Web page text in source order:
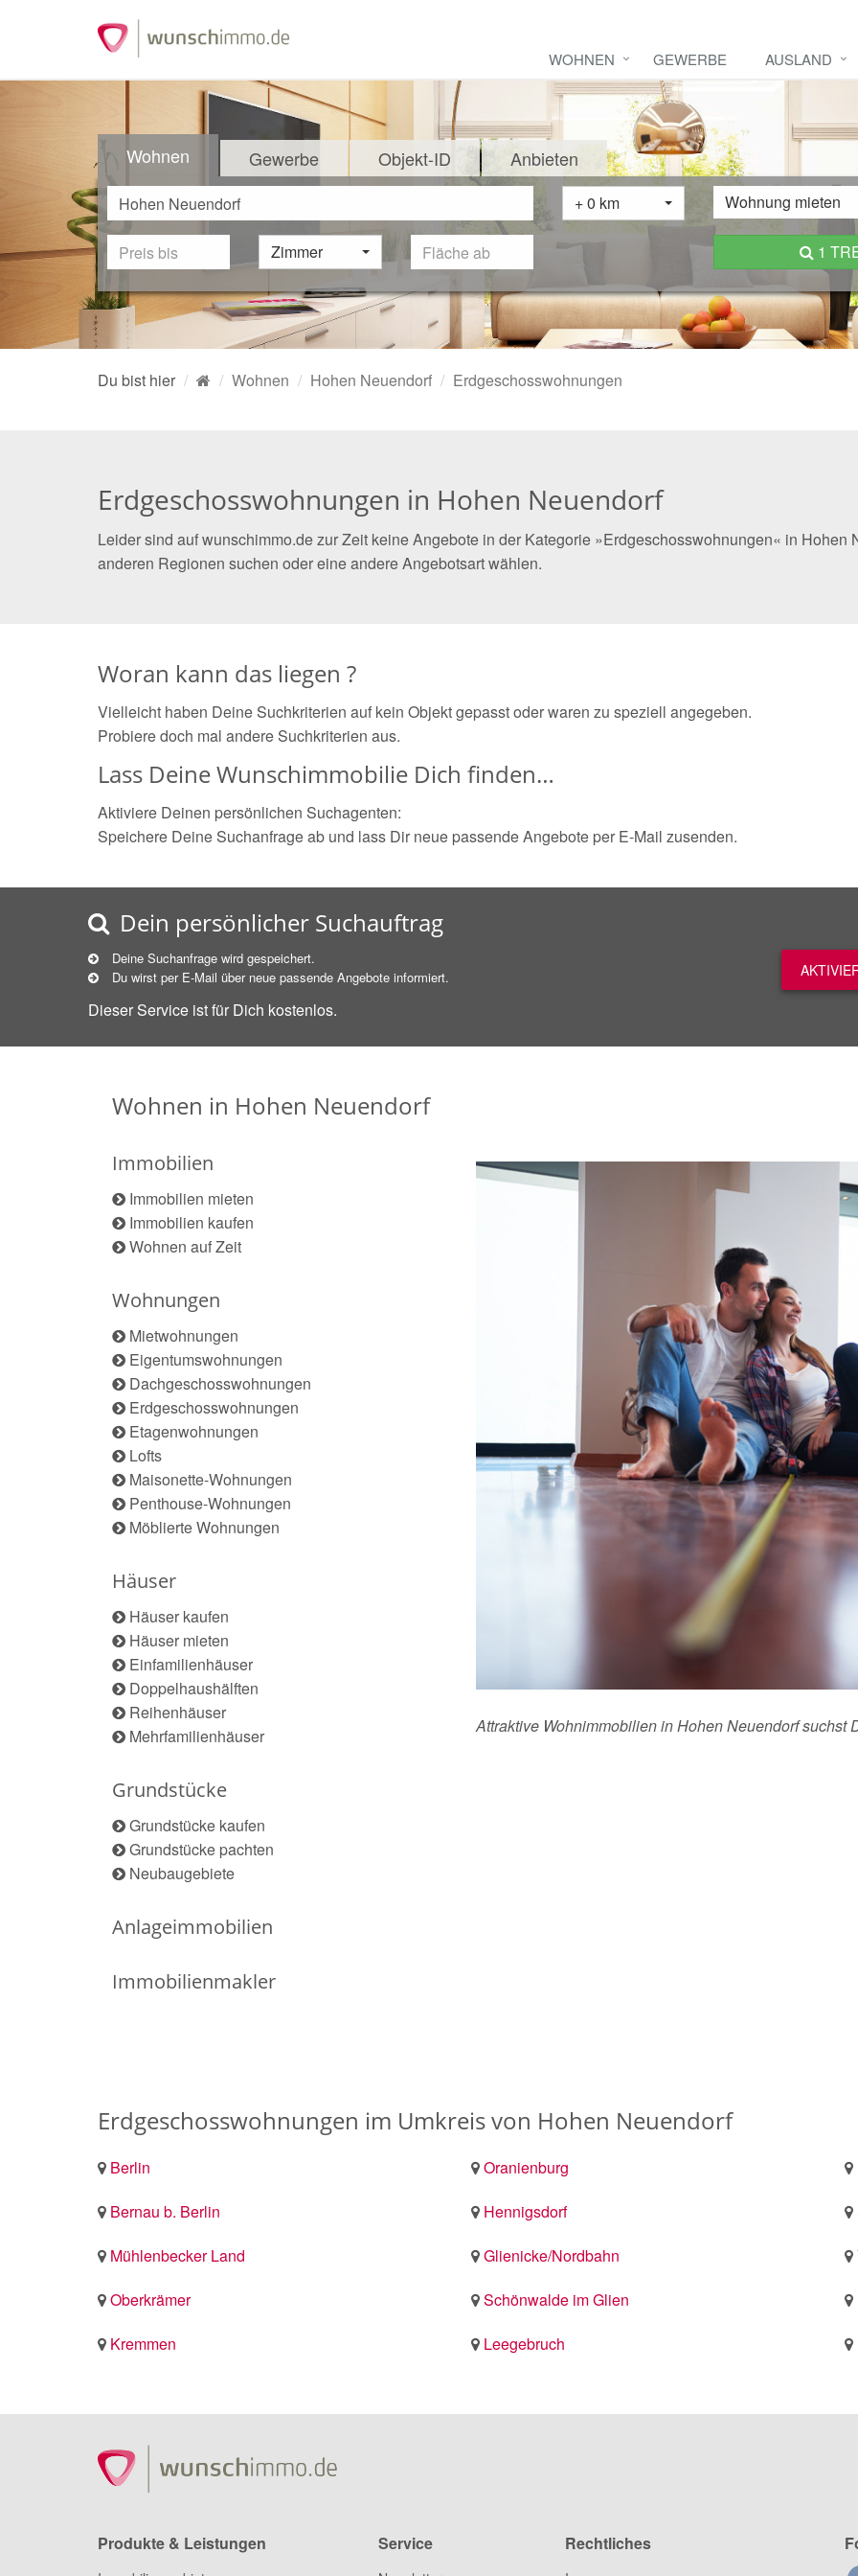
WOHNEN GEWERBE AUSLAND
Wohnen Gewerbe Objekt-ID Anbieten
+ 0 km Wohnung mieten
Zimmer 1
Du bist hier Wohnen Hohen Neuendorf Erdgeschosswohnungen
Erdgeschosswohnungen in Hohen Neuendorf
Leider sind auf wunschimmo.de zur Zeit keine Angebote in der Kategorie »Erdgeschosswohnungen« in Hohen
anderen Regionen suchen oder eine andere Angebotsart wählen.
Woran kann das liegen ?
Vielleicht haben Deine Suchkriterien auf kein Objekt gepasst oder waren zu speziell angegeben.
Probiere doch mal andere Suchkriterien aus.
Lass Deine Wunschimmobilie Dich finden…
Aktiviere Deinen persönlichen Suchagenten:
Speichere Deine Suchanfrage ab und lass Dir neue passende Angebote per E-Mail zusenden.
Dein persönlicher Suchauftrag
Deine Suchanfrage wird gespeichert.
Du wirst per E-Mail über neue passende Angebote informiert.
Dieser Service ist für Dich kostenlos.
Wohnen in Hohen Neuendorf
Immobilien
Immobilien mieten
Immobilien kaufen
Wohnen auf Zeit
Wohnungen
Mietwohnungen
Eigentumswohnungen
Dachgeschosswohnungen
Erdgeschosswohnungen
Etagenwohnungen
Lofts
Maisonette-Wohnungen
Penthouse-Wohnungen
Möblierte Wohnungen
Häuser
Häuser kaufen
Häuser mieten
Einfamilienhäuser
Doppelhaushälften
Reihenhäuser
Mehrfamilienhäuser
Grundstücke
Grundstücke kaufen
Grundstücke pachten
Neubaugebiete
Anlageimmobilien
Immobilienmakler
Attraktive Wohnimmobilien in Hohen Neuendorf suchst
Erdgeschosswohnungen im Umkreis von Hohen Neuendorf
Berlin Oranienburg
Bernau b. Berlin
Hennigsdorf
Mühlenbecker Land
Glienicke/Nordbahn
Oberkrämer
Schönwalde im Glien
Kremmen
Leegebruch
Produkte & Leistungen Service Rechtliches